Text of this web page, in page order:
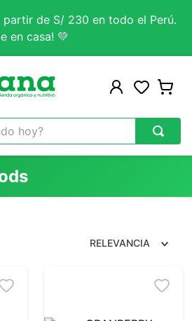
partir de S/ 230 en todo el Perú.
en casa! 💚
RELEVANCIA